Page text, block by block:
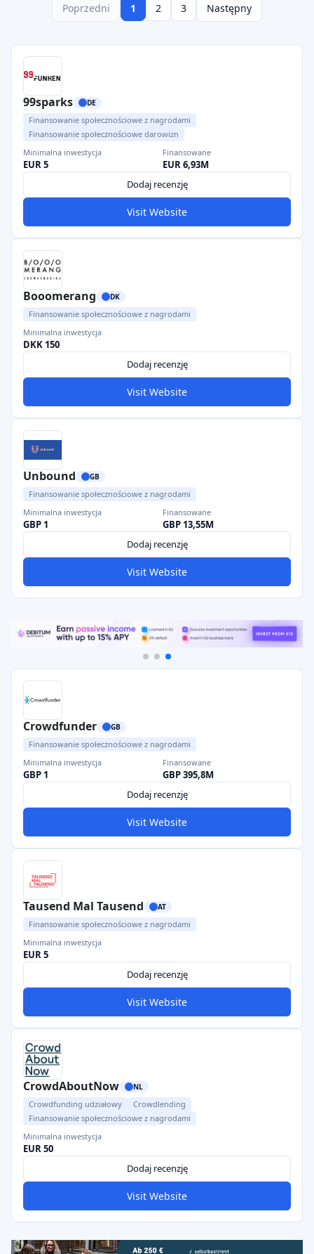
Poprzedni
1 2 3 Następny
99sparks DE
Finansowanie społecznościowe z nagrodami
Finansowanie społecznościowe darowizn
Minimalna inwestycja
EUR 5
Finansowane
EUR 6,93M
Dodaj recenzję
Visit Website
Booomerang DK
Finansowanie społecznościowe z nagrodami
Minimalna inwestycja
DKK 150
Dodaj recenzję
Visit Website
Unbound GB
Finansowanie społecznościowe z nagrodami
Minimalna inwestycja
GBP 1
Finansowane
GBP 13,55M
Dodaj recenzję
Visit Website
Crowdfunder GB
Finansowanie społecznościowe z nagrodami
Minimalna inwestycja
GBP 1
Finansowane
GBP 395,8M
Dodaj recenzję
Visit Website
Tausend Mal Tausend AT
Finansowanie społecznościowe z nagrodami
Minimalna inwestycja
EUR 5
Dodaj recenzję
Visit Website
CrowdAboutNow NL
Crowdfunding udziałowy
Crowdlending
Finansowanie społecznościowe z nagrodami
Minimalna inwestycja
EUR 50
Dodaj recenzję
Visit Website